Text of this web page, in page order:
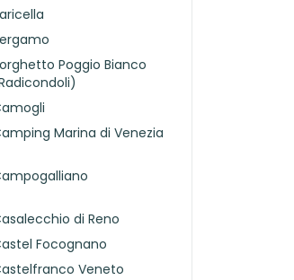
Poggio Bianco
Marina di Venezia
di Reno
Focognano
Veneto